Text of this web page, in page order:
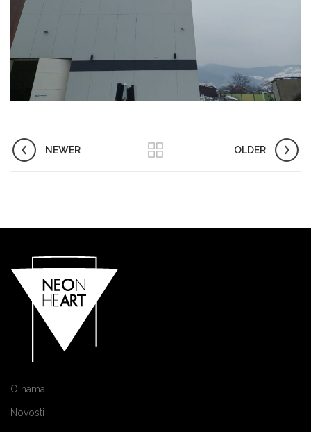
NEWER OLDER
O nama
Novosti